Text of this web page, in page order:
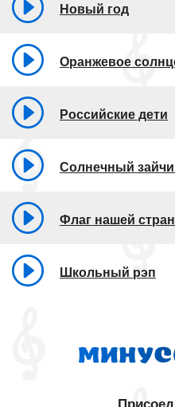
Новый год
Оранжевое
Российские дети
Солнечный
Флаг нашей
Школьный рэп